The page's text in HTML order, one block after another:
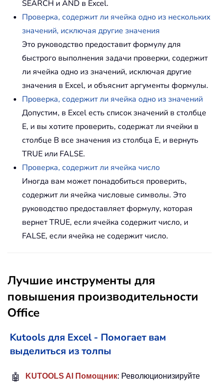
SEARCH и AND в Excel.
Проверка, содержит ли ячейка одно из нескольких
значений, исключая другие значения
Это руководство предоставит формулу для
быстрого выполнения задачи проверки, содержит
ли ячейка одно из значений, исключая другие
значения в Excel, и объяснит аргументы формулы.
Проверка, содержит ли ячейка одно из значений
Допустим, в Excel есть список значений в столбце
E, и вы хотите проверить, содержат ли ячейки в
столбце B все значения из столбца E, и вернуть
TRUE или FALSE.
Проверка, содержит ли ячейка число
Иногда вам может понадобиться проверить,
содержит ли ячейка числовые символы. Это
руководство предоставляет формулу, которая
вернет TRUE, если ячейка содержит число, и
FALSE, если ячейка не содержит число.
Лучшие инструменты для
повышения производительности
Office
Kutools для Excel - Помогает вам
выделиться из толпы
🤖 KUTOOLS AI Помощник: Революционизируйте